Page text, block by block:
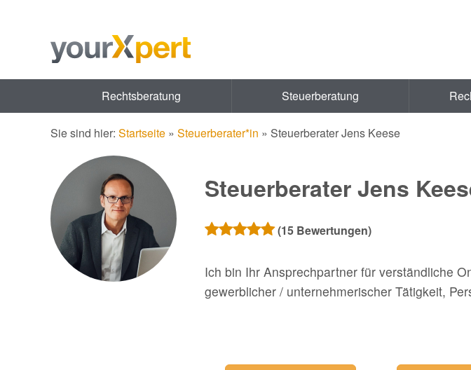
Rechtsberatung Steuerberatung
Sie sind hier: Startseite » Steuerberater*in » Steuerberater Jens Keese
Steuerberater Jens
(15 Bewertungen)
Ich bin Ihr Ansprechpartner für verständliche
gewerblicher / unternehmerischer Tätigkeit,